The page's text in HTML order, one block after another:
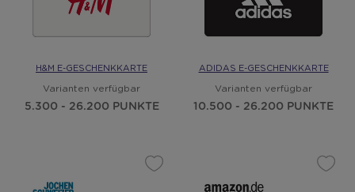
H&M E-GESCHENKKARTE
Varianten verfügbar
5.300 - 26.200 PUNKTE
ADIDAS E-GESCHENKKARTE
Varianten verfügbar
10.500 - 26.200 PUNKTE